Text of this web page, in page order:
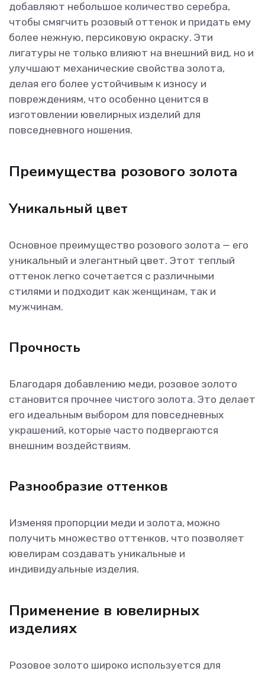
добавляют небольшое количество серебра,
чтобы смягчить розовый оттенок и придать ему
более нежную, персиковую окраску. Эти
лигатуры не только влияют на внешний вид, но и
улучшают механические свойства золота,
делая его более устойчивым к износу и
повреждениям, что особенно ценится в
изготовлении ювелирных изделий для
повседневного ношения.
Преимущества розового золота
Уникальный цвет
Основное преимущество розового золота — его
уникальный и элегантный цвет. Этот теплый
оттенок легко сочетается с различными
стилями и подходит как женщинам, так и
мужчинам.
Прочность
Благодаря добавлению меди, розовое золото
становится прочнее чистого золота. Это делает
его идеальным выбором для повседневных
украшений, которые часто подвергаются
внешним воздействиям.
Разнообразие оттенков
Изменяя пропорции меди и золота, можно
получить множество оттенков, что позволяет
ювелирам создавать уникальные и
индивидуальные изделия.
Применение в ювелирных
изделиях
Розовое золото широко используется для